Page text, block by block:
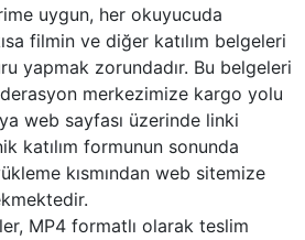
uygun, her okuyucuda
filmin ve diğer katılım belgeleri
yapmak zorundadır. Bu belgeleri
merkezimize kargo yolu
web sayfası üzerinde linki
katılım formunun sonunda
kısmından web sitemize
MP4 formatlı olarak teslim